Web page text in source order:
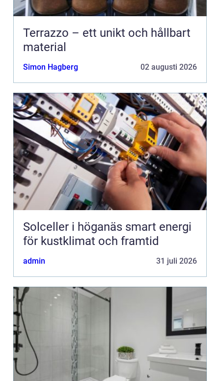
Terrazzo – ett unikt och hållbart
material
Simon Hagberg 02 augusti 2026
Solceller i höganäs smart energi
för kustklimat och framtid
admin 31 juli 2026